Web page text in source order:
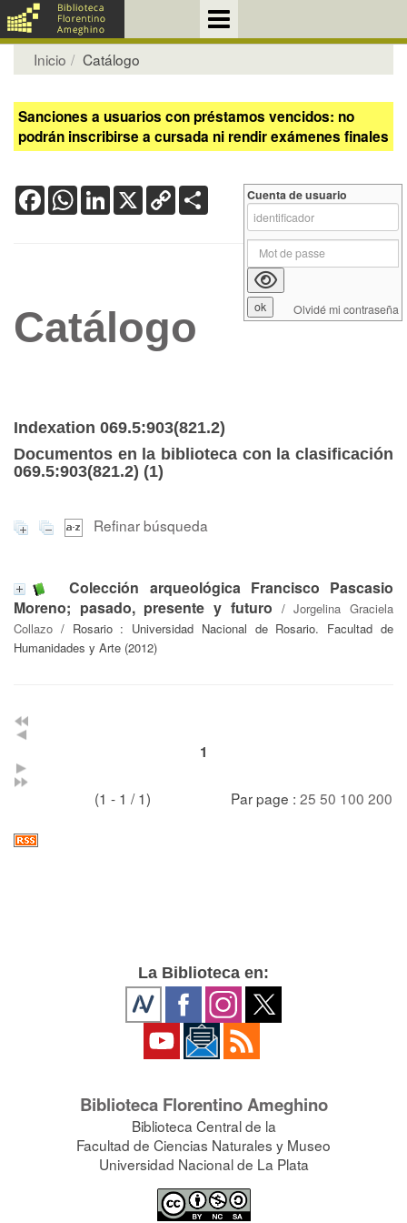
Inicio Catálogo
Sanciones a usuarios con préstamos vencidos: no
podrán inscribirse a cursada ni rendir exámenes finales
FacebookWhatsApp
LinkedIn
X Copy
Link
Catálogo
Indexation 069.5:903(821.2)
Documentos en la biblioteca con la clasificación
069.5:903(821.2) (1)
Refinar búsqueda
Colección arqueológica Francisco Pascasio
Moreno; pasado, presente y futuro /Jorgelina Graciela
Collazo / Rosario : Universidad Nacional de Rosario. Facultad de
Humanidades y Arte (2012)
1
(1 - 1 / 1) Par page : 25 50 100 200
Cuenta de usuario
Olvidé mi contraseña
La Biblioteca en:
Biblioteca Florentino Ameghino
Biblioteca Central de la
Facultad de Ciencias Naturales y Museo
Universidad Nacional de La Plata